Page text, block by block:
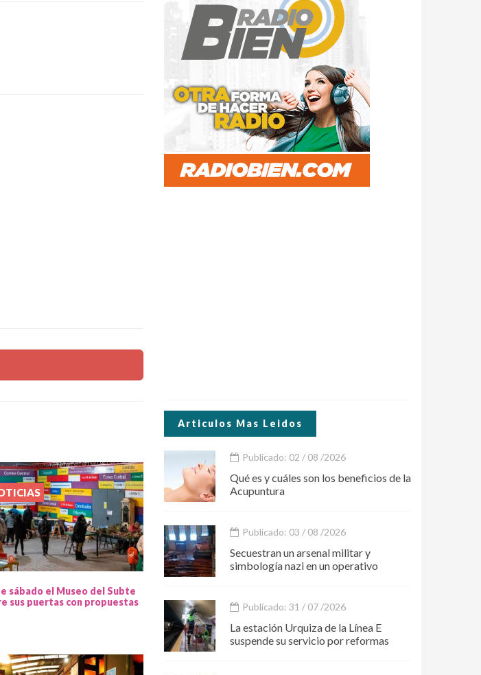
sábado el Museo del Subte
sus puertas con propuestas
Articulos Mas Leidos
Publicado: 02 / 08 /2026
Qué es y cuáles son los beneficios de la
Acupuntura
Publicado: 03 / 08 /2026
Secuestran un arsenal militar y
simbología nazi en un operativo
Publicado: 31 / 07 /2026
La estación Urquiza de la Línea E
suspende su servicio por reformas